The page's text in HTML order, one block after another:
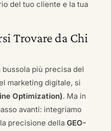
del tuo cliente e la tua
Trovare da Chi
più precisa del
marketing digitale, si
Optimization). Ma in
avanti: integriamo
precisione della GEO-